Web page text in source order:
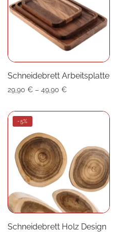
Schneidebrett Arbeitsplatte
29,90€ –49,90€Preisspanne:
bis
-5%
Schneidebrett Holz Design